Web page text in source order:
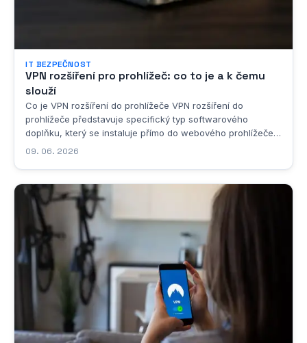
IT BEZPEČNOST
VPN rozšíření pro prohlížeč: co to je a k čemu
slouží
Co je VPN rozšíření do prohlížeče VPN rozšíření do
prohlížeče představuje specifický typ softwarového
doplňku, který se instaluje přímo do webového prohlížeče a
jehož hlavním účelem je zajistit uživateli určitou míru
09. 06. 2026